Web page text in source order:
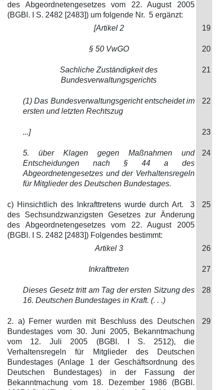
des Abgeordnetengesetzes vom 22. August 2005
(BGBl. I S. 2482 [2483]) um folgende Nr. 5 ergänzt:
[Artikel 2 19
§ 50 VwGO 20
Sachliche Zuständigkeit des
Bundesverwaltungsgerichts
21
(1) Das Bundesverwaltungsgericht entscheidet im
ersten und letzten Rechtszug
22
...] 23
5. über Klagen gegen Maßnahmen und
Entscheidungen nach § 44 a des
Abgeordnetengesetzes und der Verhaltensregeln
für Mitglieder des Deutschen Bundestages.
24
c) Hinsichtlich des Inkrafttretens wurde durch Art. 3
des Sechsundzwanzigsten Gesetzes zur Änderung
des Abgeordnetengesetzes vom 22. August 2005
(BGBl. I S. 2482 [2483]) Folgendes bestimmt:
25
Artikel 3 26
Inkrafttreten 27
Dieses Gesetz tritt am Tag der ersten Sitzung des
16. Deutschen Bundestages in Kraft. (. . .)
28
2. a) Ferner wurden mit Beschluss des Deutschen
Bundestages vom 30. Juni 2005, Bekanntmachung
vom 12. Juli 2005 (BGBl. I S. 2512), die
Verhaltensregeln für Mitglieder des Deutschen
Bundestages (Anlage 1 der Geschäftsordnung des
Deutschen Bundestages) in der Fassung der
Bekanntmachung vom 18. Dezember 1986 (BGBl.
29